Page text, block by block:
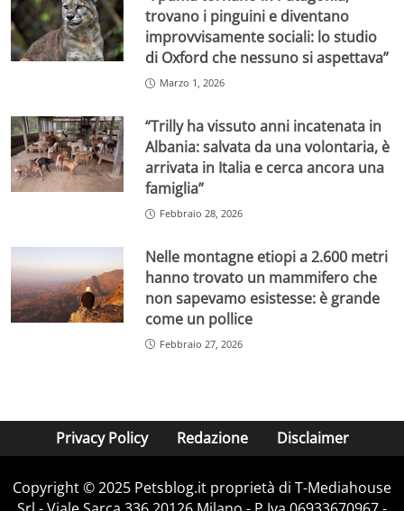
trovano i pinguini e diventano
improvvisamente sociali: lo studio
di Oxford che nessuno si aspettava”
Marzo 1, 2026
“Trilly ha vissuto anni incatenata in
Albania: salvata da una volontaria, è
arrivata in Italia e cerca ancora una
famiglia”
Febbraio 28, 2026
Nelle montagne etiopi a 2.600 metri
hanno trovato un mammifero che
non sapevamo esistesse: è grande
come un pollice
Febbraio 27, 2026
Privacy Policy Redazione Disclaimer
Copyright © 2025 Petsblog.it proprietà di T-Mediahouse